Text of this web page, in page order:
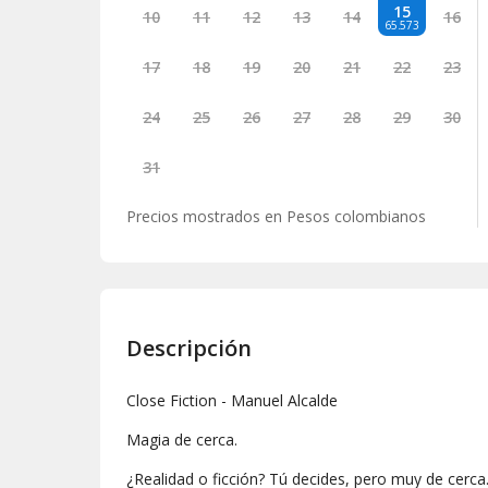
10 11 12 13 14 15
65.573 16
17 18 19 20 21 22 23
24 25 26 27 28 29 30
31
Precios mostrados en Pesos colombianos
Descripción
Close Fiction - Manuel Alcalde
Magia de cerca.
¿Realidad o ficción? Tú decides, pero muy de cerca.